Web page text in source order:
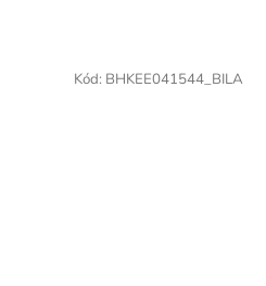
Kód: BHKEE041544_BILA